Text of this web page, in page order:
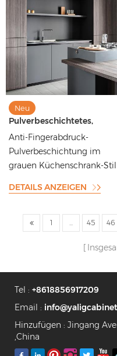
Neu
Pulverbeschichtetes,
mattgraues
Anti-Fingerabdruck-
Pulverbeschichtung im
grauen Küchenschrank-Stil
DETAILS ANZEIGEN
1 45 46
Tel : +8618856917209
Email :
Hinzufügen : Jingang
,China